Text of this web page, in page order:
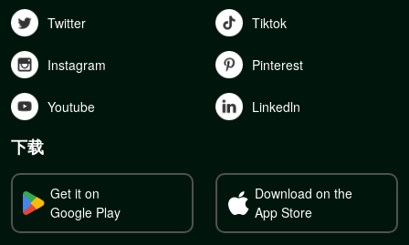
Twitter Tiktok
Instagram Pinterest
Youtube Linkedln
下载
Get it on
Google Play
Download on the
App Store